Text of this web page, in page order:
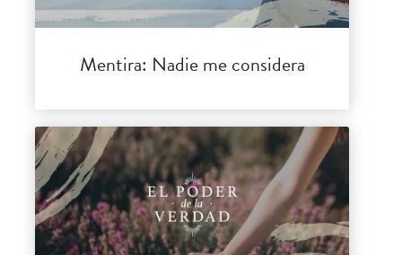
Mentira: Nadie me considera